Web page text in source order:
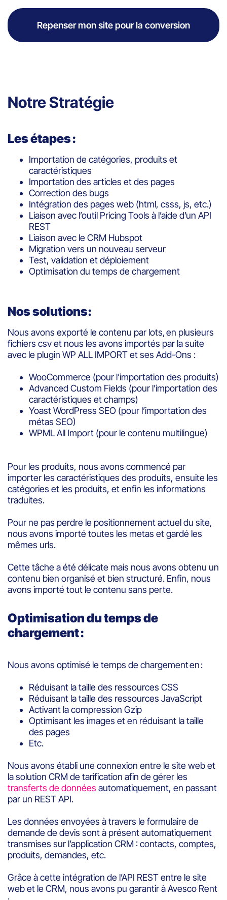
Repenser mon site pour la conversion
Notre Stratégie
Les étapes :
Importation de catégories, produits et
caractéristiques
Importation des articles et des pages
Correction des bugs
Intégration des pages web (html, csss, js, etc.)
Liaison avec l’outil Pricing Tools à l’aide d’un API
REST
Liaison avec le CRM Hubspot
Migration vers un nouveau serveur
Test, validation et déploiement
Optimisation du temps de chargement
Nos solutions:
Nous avons exporté le contenu par lots, en plusieurs
fichiers csv et nous les avons importés par la suite
avec le plugin WP ALL IMPORT et ses Add-Ons :
WooCommerce (pour l’importation des produits)
Advanced Custom Fields (pour l’importation des
caractéristiques et champs)
Yoast WordPress SEO (pour l’importation des
métas SEO)
WPML All Import (pour le contenu multilingue)
Pour les produits, nous avons commencé par
importer les caractéristiques des produits, ensuite les
catégories et les produits, et enfin les informations
traduites.
Pour ne pas perdre le positionnement actuel du site,
nous avons importé toutes les metas et gardé les
mêmes urls.
Cette tâche a été délicate mais nous avons obtenu un
contenu bien organisé et bien structuré. Enfin, nous
avons importé tout le contenu sans perte.
Optimisation du temps de
chargement :
Nous avons optimisé le temps de chargement en :
Réduisant la taille des ressources CSS
Réduisant la taille des ressources JavaScript
Activant la compression Gzip
Optimisant les images et en réduisant la taille
des pages
Etc.
Nous avons établi une connexion entre le site web et
la solution CRM de tarification afin de gérer les
transferts de données automatiquement, en passant
par un REST API.
Les données envoyées à travers le formulaire de
demande de devis sont à présent automatiquement
transmises sur l’application CRM : contacts, comptes,
produits, demandes, etc.
Grâce à cette intégration de l’API REST entre le site
web et le CRM, nous avons pu garantir à Avesco Rent